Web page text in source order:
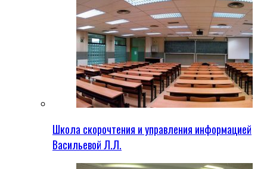
Школа скорочтения и управления информацией
Васильевой Л.Л.